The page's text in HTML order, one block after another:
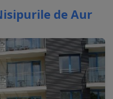
de Aur